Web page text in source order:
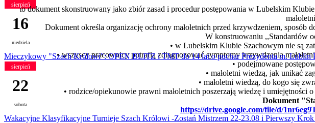
to dokument skonstruowany jako zbiór zasad i procedur postępowania w Lubelskim
Dokument określa organizację ochrony małoletnich przed krzywdzeniem,
W konstruowaniu ,,Standardów
• w Lubelskim Klubie Szachowym nie są
• wszyscy pracownicy potrafią zdiagnozować symptomy krzywdzenia
• podejmowane
• małoletni wiedzą, jak unikać
• małoletni wiedzą, do kogo się
• rodzice/opiekunowie prawni małoletnich poszerzają wiedzę i umiejętności
Dokument
https://drive.google.com/file/d/
sierpień
16
niedziela
Mieczykowy "Szach Królowi": OPEN BLITZ i TMT do 14 lat o puchar Prezydenta m. Lublin
sierpień
22
sobota
Wakacyjne Klasyfikacyjne Turnieje Szach Królowi -Zostań Mistrzem 22-23.08 i Pierwszy